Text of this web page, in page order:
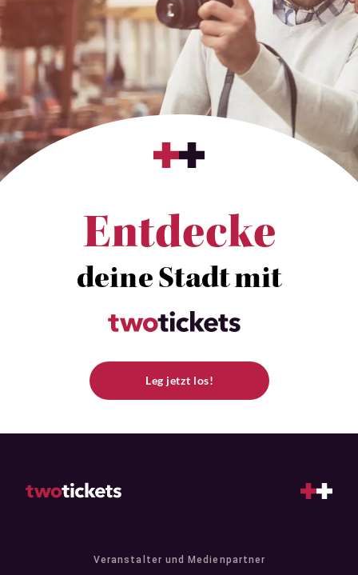
Entdecke
deine Stadt mit
Leg jetzt los!
Veranstalter und Medienpartner